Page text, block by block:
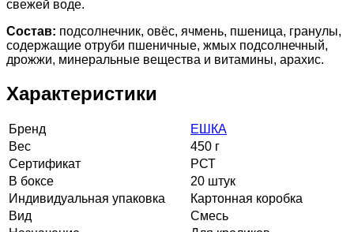
свежей воде.
Состав: подсолнечник, овёс, ячмень, пшеница, гранулы,
содержащие отруби пшеничные, жмых подсолнечный,
дрожжи, минеральные вещества и витамины, арахис.
Характеристики
Бренд
ЕШКА
Вес
450 г
Сертификат
РСТ
В боксе
20 штук
Индивидуальная упаковка
Картонная коробка
Вид
Смесь